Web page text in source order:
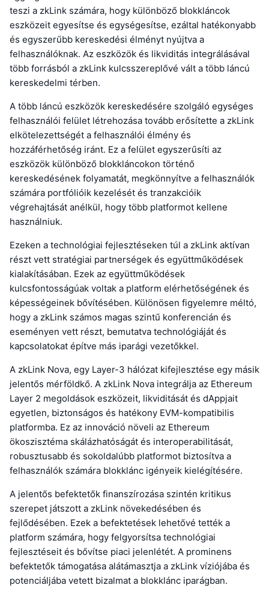
teszi a zkLink számára, hogy különböző blokkláncok
eszközeit egyesítse és egységesítse, ezáltal hatékonyabb
és egyszerűbb kereskedési élményt nyújtva a
felhasználóknak. Az eszközök és likviditás integrálásával
több forrásból a zkLink kulcsszereplővé vált a több láncú
kereskedelmi térben.
A több láncú eszközök kereskedésére szolgáló egységes
felhasználói felület létrehozása tovább erősítette a zkLink
elkötelezettségét a felhasználói élmény és
hozzáférhetőség iránt. Ez a felület egyszerűsíti az
eszközök különböző blokkláncokon történő
kereskedésének folyamatát, megkönnyítve a felhasználók
számára portfólióik kezelését és tranzakcióik
végrehajtását anélkül, hogy több platformot kellene
használniuk.
Ezeken a technológiai fejlesztéseken túl a zkLink aktívan
részt vett stratégiai partnerségek és együttműködések
kialakításában. Ezek az együttműködések
kulcsfontosságúak voltak a platform elérhetőségének és
képességeinek bővítésében. Különösen figyelemre méltó,
hogy a zkLink számos magas szintű konferencián és
eseményen vett részt, bemutatva technológiáját és
kapcsolatokat építve más iparági vezetőkkel.
A zkLink Nova, egy Layer-3 hálózat kifejlesztése egy másik
jelentős mérföldkő. A zkLink Nova integrálja az Ethereum
Layer 2 megoldások eszközeit, likviditását és dAppjait
egyetlen, biztonságos és hatékony EVM-kompatibilis
platformba. Ez az innováció növeli az Ethereum
ökoszisztéma skálázhatóságát és interoperabilitását,
robusztusabb és sokoldalúbb platformot biztosítva a
felhasználók számára blokklánc igényeik kielégítésére.
A jelentős befektetők finanszírozása szintén kritikus
szerepet játszott a zkLink növekedésében és
fejlődésében. Ezek a befektetések lehetővé tették a
platform számára, hogy felgyorsítsa technológiai
fejlesztéseit és bővítse piaci jelenlétét. A prominens
befektetők támogatása alátámasztja a zkLink víziójába és
potenciáljába vetett bizalmat a blokklánc iparágban.